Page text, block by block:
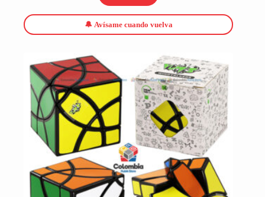
🔔 Avísame cuando vuelva